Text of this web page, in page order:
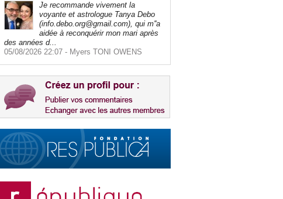
Je recommande vivement la
voyante et astrologue Tanya Debo
(info.debo.org@gmail.com), qui m''a
aidée à reconquérir mon mari après
des années d...
05/08/2026 22:07 - Myers TONI OWENS